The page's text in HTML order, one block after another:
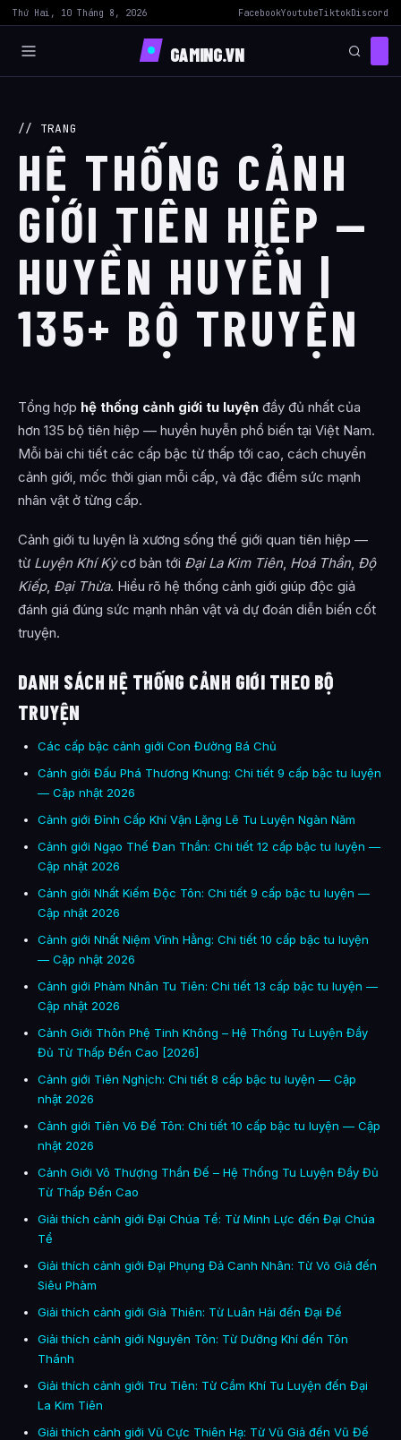
Thứ Hai, 10 Tháng 8, 2026 FacebookYoutubeTiktokDiscord
GAMING.VN
// TRANG
HỆ THỐNG CẢNH
GIỚI TIÊN HIỆP —
HUYỀN HUYỄN |
135+ BỘ TRUYỆN
Tổng hợp hệ thống cảnh giới tu luyện đầy đủ nhất của
hơn 135 bộ tiên hiệp — huyền huyễn phổ biến tại Việt Nam.
Mỗi bài chi tiết các cấp bậc từ thấp tới cao, cách chuyển
cảnh giới, mốc thời gian mỗi cấp, và đặc điểm sức mạnh
nhân vật ở từng cấp.
Cảnh giới tu luyện là xương sống thế giới quan tiên hiệp —
từ Luyện Khí Kỳcơ bản tới Đại La Kim Tiên, Hoá Thần, Độ
Kiếp, Đại Thừa. Hiểu rõ hệ thống cảnh giới giúp độc giả
đánh giá đúng sức mạnh nhân vật và dự đoán diễn biến cốt
truyện.
DANH SÁCH HỆ THỐNG CẢNH GIỚI THEO BỘ
TRUYỆN
Các cấp bậc cảnh giới Con Đường Bá Chủ
Cảnh giới Đấu Phá Thương Khung: Chi tiết 9 cấp bậc tu luyện
— Cập nhật 2026
Cảnh giới Đỉnh Cấp Khí Vận Lặng Lẽ Tu Luyện Ngàn Năm
Cảnh giới Ngạo Thế Đan Thần: Chi tiết 12 cấp bậc tu luyện —
Cập nhật 2026
Cảnh giới Nhất Kiếm Độc Tôn: Chi tiết 9 cấp bậc tu luyện —
Cập nhật 2026
Cảnh giới Nhất Niệm Vĩnh Hằng: Chi tiết 10 cấp bậc tu luyện
— Cập nhật 2026
Cảnh giới Phàm Nhân Tu Tiên: Chi tiết 13 cấp bậc tu luyện —
Cập nhật 2026
Cảnh Giới Thôn Phệ Tinh Không – Hệ Thống Tu Luyện Đầy
Đủ Từ Thấp Đến Cao [2026]
Cảnh giới Tiên Nghịch: Chi tiết 8 cấp bậc tu luyện — Cập
nhật 2026
Cảnh giới Tiên Võ Đế Tôn: Chi tiết 10 cấp bậc tu luyện — Cập
nhật 2026
Cảnh Giới Vô Thượng Thần Đế – Hệ Thống Tu Luyện Đầy Đủ
Từ Thấp Đến Cao
Giải thích cảnh giới Đại Chúa Tể: Từ Minh Lực đến Đại Chúa
Tể
Giải thích cảnh giới Đại Phụng Đả Canh Nhân: Từ Võ Giả đến
Siêu Phàm
Giải thích cảnh giới Già Thiên: Từ Luân Hải đến Đại Đế
Giải thích cảnh giới Nguyên Tôn: Từ Dưỡng Khí đến Tôn
Thánh
Giải thích cảnh giới Tru Tiên: Từ Cầm Khí Tu Luyện đến Đại
La Kim Tiên
Giải thích cảnh giới Vũ Cực Thiên Hạ: Từ Vũ Giả đến Vũ Đế